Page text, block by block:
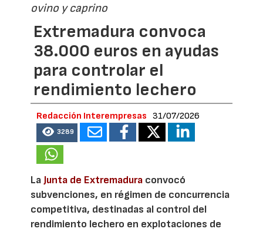
ovino y caprino
Extremadura convoca
38.000 euros en ayudas
para controlar el
rendimiento lechero
Redacción Interempresas 31/07/2026
3289
La Junta de Extremadura convocó
subvenciones, en régimen de concurrencia
competitiva, destinadas al control del
rendimiento lechero en explotaciones de